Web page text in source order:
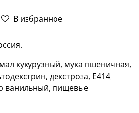
В избранное
кукурузный, мука пшеничная,
декстроза, E414,
ванильный, пищевые